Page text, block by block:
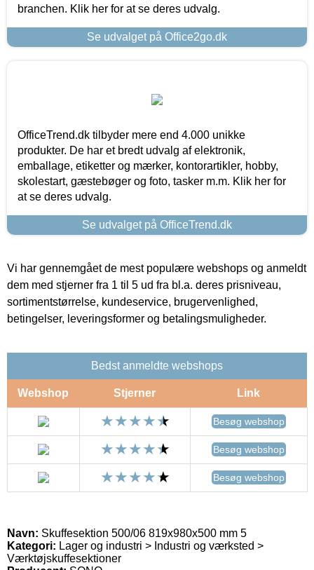
branchen. Klik her for at se deres udvalg.
Se udvalget på Office2go.dk
OfficeTrend.dk tilbyder mere end 4.000 unikke
produkter. De har et bredt udvalg af elektronik,
emballage, etiketter og mærker, kontorartikler, hobby,
skolestart, gæstebøger og foto, tasker m.m. Klik her for
at se deres udvalg.
Se udvalget på OfficeTrend.dk
Vi har gennemgået de mest populære webshops og anmeldt
dem med stjerner fra 1 til 5 ud fra bl.a. deres prisniveau,
sortimentstørrelse, kundeservice, brugervenlighed,
betingelser, leveringsformer og betalingsmuligheder.
Bedst anmeldte webshops
Webshop Stjerner Link
Besøg webshop
Besøg webshop
Besøg webshop
Navn: Skuffesektion 500/06 819x980x500 mm 5
Kategori: Lager og industri > Industri og værksted >
Værktøjskuffesektioner